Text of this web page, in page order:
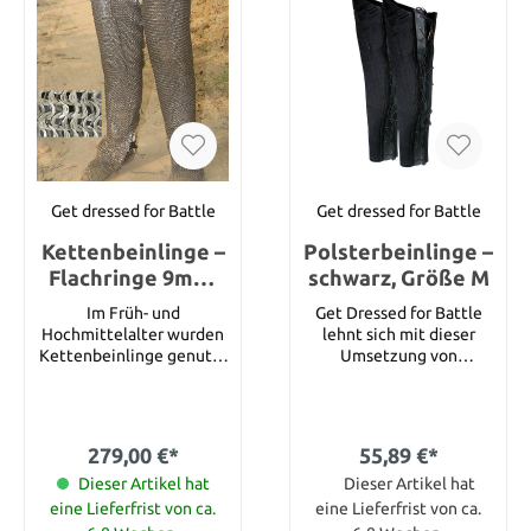
Durchmesser 9mm
Durchmesser (Draht)
1mm Gewicht 2,14kg
Get dressed for Battle
Kettenbeinlinge –
Flachringe 9mm,
voll vernietet
(Keilnieten)
Im Früh- und
Hochmittelalter wurden
Kettenbeinlinge genutzt
schützen. Diese
Kettenbeinlinge von Get
Dressed for Battle
werden aus 9mm
279,00 €*
Dieser Artikel hat
eine Lieferfrist von ca.
Get dressed for Battle
Polsterbeinlinge –
schwarz, Größe M
Get Dressed for Battle
lehnt sich mit dieser
Umsetzung von
Rüstung dieser Epoche
bestand aus gepolsterten
Rüstzeug, wie zum
Beispiel diesen
55,89 €*
Dieser Artikel hat
eine Lieferfrist von ca.